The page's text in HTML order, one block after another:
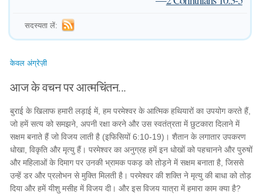
सदस्यता लें:
केवल अंग्रेज़ी
आज के वचन पर आत्मचिंतन...
बुराई के खिलाफ हमारी लड़ाई में, हम परमेश्वर के आत्मिक हथियारों का उपयोग करते हैं,
जो हमें सत्य को समझने, अपनी रक्षा करने और उस स्वतंत्रता में छुटकारा दिलाने में
सक्षम बनाते हैं जो विजय लाती है (इफिसियों 6:10-19)। शैतान के लगातार उपकरण
धोखा, विकृति और मृत्यु हैं। परमेश्वर का अनुग्रह हमें इन धोखों को पहचानने और पुरुषों
और महिलाओं के दिमाग पर उनकी भ्रामक पकड़ को तोड़ने में सक्षम बनाता है, जिससे
उन्हें डर और प्रलोभन से मुक्ति मिलती है। परमेश्वर की शक्ति ने मृत्यु की बाधा को तोड़
दिया और हमें यीशु मसीह में विजय दी। और इस विजय यात्रा में हमारा काम क्या है?